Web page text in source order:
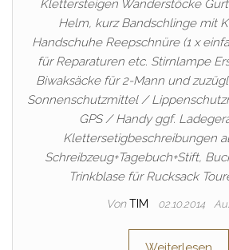
Klettersteigen Wanderstöcke
Helm, kurz Bandschlinge mit
Handschuhe Reepschnüre (1 x
für Reparaturen etc. Stirnlampe
Biwaksäcke für 2-Mann und
Sonnenschutzmittel /
GPS / Handy ggf.
Klettersetigbeschreibungen
Schreibzeug+Tagebuch+Stift,
Trinkblase für Rucksack
Von TIM 02.10.2014